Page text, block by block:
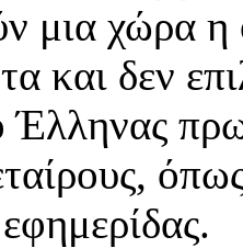
μια χώρα η
και δεν
Έλληνας